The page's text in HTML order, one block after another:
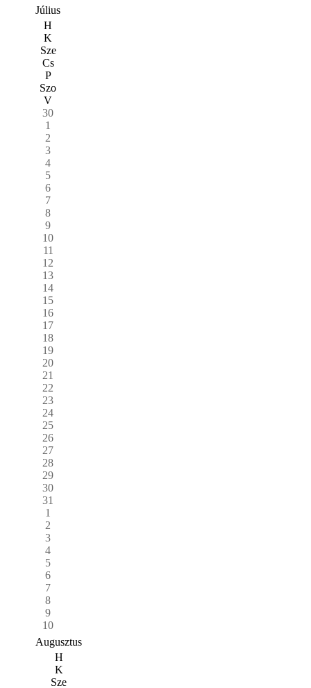
Július
H
K
Sze
Cs
P
Szo
V
30
1
2
3
4
5
6
7
8
9
10
11
12
13
14
15
16
17
18
19
20
21
22
23
24
25
26
27
28
29
30
31
1
2
3
4
5
6
7
8
9
10
Augusztus
H
K
Sze